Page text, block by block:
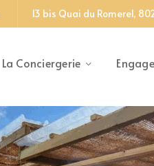
13 bis Quai du Romerel,
La Conciergerie